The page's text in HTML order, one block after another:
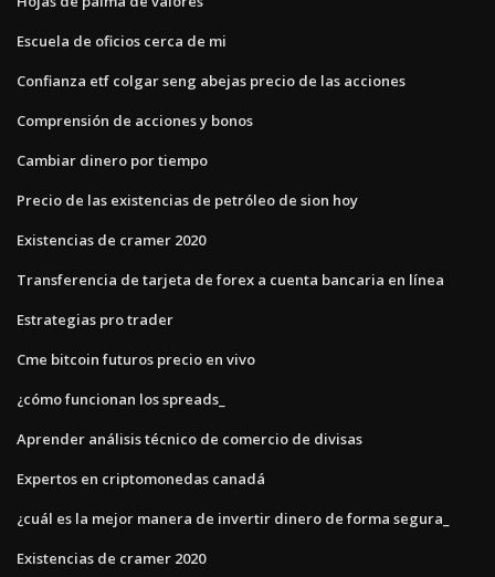
Escuela de oficios cerca de mi
Confianza etf colgar seng abejas precio de las acciones
Comprensión de acciones y bonos
Cambiar dinero por tiempo
Precio de las existencias de petróleo de sion hoy
Existencias de cramer 2020
Transferencia de tarjeta de forex a cuenta bancaria en línea
Estrategias pro trader
Cme bitcoin futuros precio en vivo
¿cómo funcionan los spreads_
Aprender análisis técnico de comercio de divisas
Expertos en criptomonedas canadá
¿cuál es la mejor manera de invertir dinero de forma segura_
Existencias de cramer 2020